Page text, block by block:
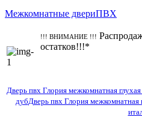
Межкомнатные двериПВХ
!!! ВНИМАНИЕ !!!
остатков!!!*
Дверь пвх Глория межкомнатная
дубДверь пвх Глория межкомнатная